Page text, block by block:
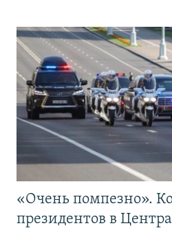
«Очень помпезно».
президентов в